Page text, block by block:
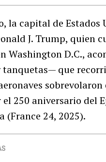
la capital de
J. Trump, quien
Washington D.C.,
tanquetas— que
250 aniversario del
(France 24, 2025).